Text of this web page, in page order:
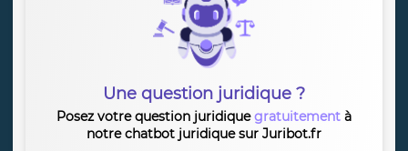
Une question juridique ?
Posez votre question juridiquegratuitement à
notre chatbot juridique sur Juribot.fr